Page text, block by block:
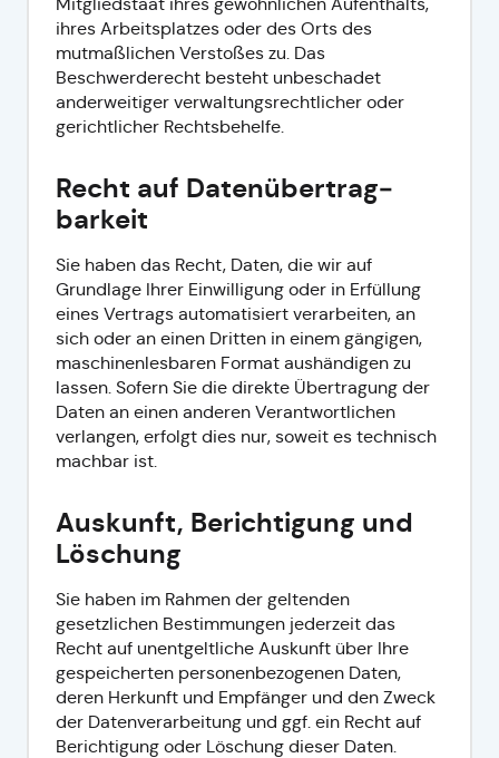
ihres Arbeitsplatzes oder des Orts des
mutmaßlichen Verstoßes zu. Das
Beschwerderecht besteht unbeschadet
anderweitiger verwaltungsrechtlicher oder
gerichtlicher Rechtsbehelfe.
Recht auf Daten­übertrag­
barkeit
Sie haben das Recht, Daten, die wir auf
Grundlage Ihrer Einwilligung oder in Erfüllung
eines Vertrags automatisiert verarbeiten, an
sich oder an einen Dritten in einem gängigen,
maschinenlesbaren Format aushändigen zu
lassen. Sofern Sie die direkte Übertragung der
Daten an einen anderen Verantwortlichen
verlangen, erfolgt dies nur, soweit es technisch
machbar ist.
Auskunft, Berichtigung und
Löschung
Sie haben im Rahmen der geltenden
gesetzlichen Bestimmungen jederzeit das
Recht auf unentgeltliche Auskunft über Ihre
gespeicherten personenbezogenen Daten,
deren Herkunft und Empfänger und den Zweck
der Datenverarbeitung und ggf. ein Recht auf
Berichtigung oder Löschung dieser Daten.